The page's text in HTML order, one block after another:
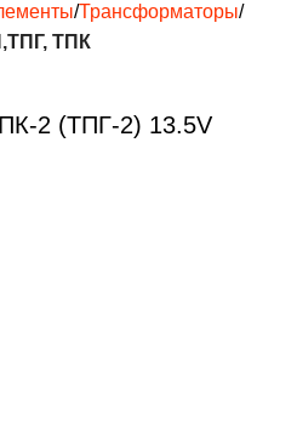
Трансформаторы
ТПК
2 (ТПГ-2) 13.5V